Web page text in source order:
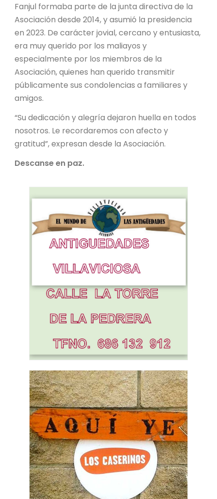
Fanjul formaba parte de la junta directiva de la
Asociación desde 2014, y asumió la presidencia
en 2023. De carácter jovial, cercano y entusiasta,
era muy querido por los maliayos y
especialmente por los miembros de la
Asociación, quienes han querido transmitir
públicamente sus condolencias a familiares y
amigos.
“Su dedicación y alegría dejaron huella en todos
nosotros. Le recordaremos con afecto y
gratitud”, expresan desde la Asociación.
Descanse en paz.